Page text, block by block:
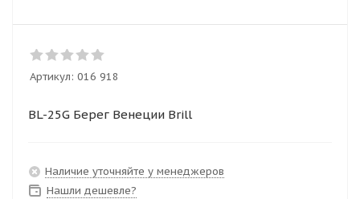
Артикул: 016 918
BL-25G Берег Венеции Brill
Наличие уточняйте у менеджеров
Нашли дешевле?